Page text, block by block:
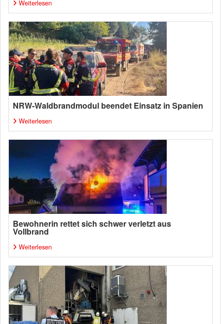
Weiterlesen
NRW-Waldbrandmodul beendet Einsatz in Spanien
Weiterlesen
Bewohnerin rettet sich schwer verletzt aus
Vollbrand
Weiterlesen